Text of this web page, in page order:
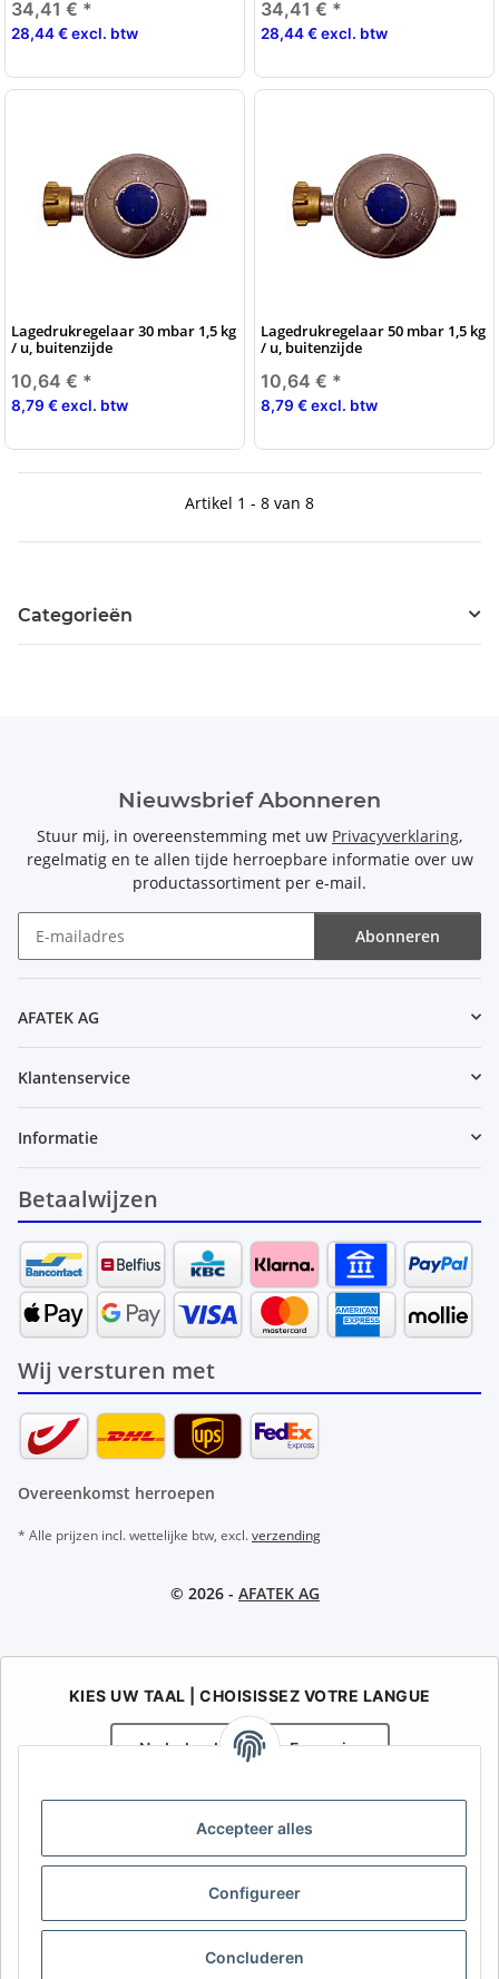
Accepteer alles
Configureer
Concluderen
34,41 € *
28,44 € excl. btw
34,41 € *
28,44 € excl. btw
Lagedrukregelaar 30 mbar 1,5 kg
/ u, buitenzijde
10,64 € *
8,79 € excl. btw
Lagedrukregelaar 50 mbar 1,5 kg
/ u, buitenzijde
10,64 € *
8,79 € excl. btw
Artikel 1 - 8 van 8
Categorieën
Nieuwsbrief Abonneren
Stuur mij, in overeenstemming met uw Privacyverklaring,
regelmatig en te allen tijde herroepbare informatie over uw
productassortiment per e-mail.
Abonneren
AFATEK AG
Klantenservice
Informatie
Betaalwijzen
Wij versturen met
Overeenkomst herroepen
* Alle prijzen incl. wettelijke btw, excl.verzending
© 2026 - AFATEK AG
KIES UW TAAL | CHOISISSEZ VOTRE LANGUE
Nederlands Français
Uw specialist in onderdelen voor aanhangwagens | Votre
spécialiste en pièces détachées pour remorques
Contact: info@afatek.com
AFATEK INTERNATIONAL – SELECT REGION & LANGUAGE | KIES